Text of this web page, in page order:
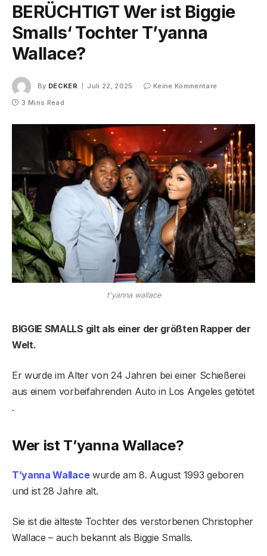
BERÜCHTIGT Wer ist Biggie
Smalls‘ Tochter T’yanna
Wallace?
By DECKER Juli 22, 2025
Keine Kommentare
3 Mins Read
t'yanna wallace
BIGGIE SMALLS gilt als einer der größten Rapper der
Welt.
Er wurde im Alter von 24 Jahren bei einer Schießerei
aus einem vorbeifahrenden Auto in Los Angeles getötet
.
Wer ist T’yanna Wallace?
T’yanna Wallacewurde am 8. August 1993 geboren
und ist 28 Jahre alt.
Sie ist die älteste Tochter des verstorbenen Christopher
Wallace – auch bekannt als Biggie Smalls.